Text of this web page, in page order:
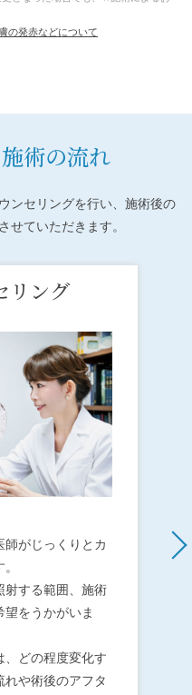
の発赤などについて
術の流れ
ンセリングを行い、施術後の
せていただきます。
リング
師がじっくりとカ
射する範囲、施術
をうかがいま
、どの程度変化す
れや術後のアフタ